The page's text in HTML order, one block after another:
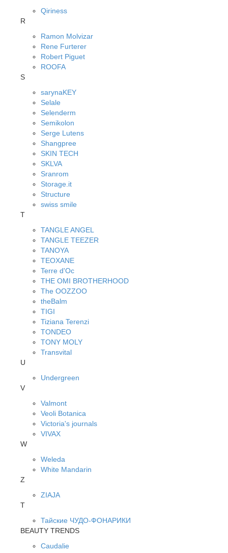
Qiriness
R
Ramon Molvizar
Rene Furterer
Robert Piguet
ROOFA
S
sarynaKEY
Selale
Selenderm
Semikolon
Serge Lutens
Shangpree
SKIN TECH
SKLVA
Sranrom
Storage.it
Structure
swiss smile
T
TANGLE ANGEL
TANGLE TEEZER
TANOYA
TEOXANE
Terre d'Oc
THE OMI BROTHERHOOD
The OOZZOO
theBalm
TIGI
Tiziana Terenzi
TONDEO
TONY MOLY
Transvital
U
Undergreen
V
Valmont
Veoli Botanica
Victoria's journals
VIVAX
W
Weleda
White Mandarin
Z
ZIAJA
Т
Тайские ЧУДО-ФОНАРИКИ
BEAUTY TRENDS
Caudalie